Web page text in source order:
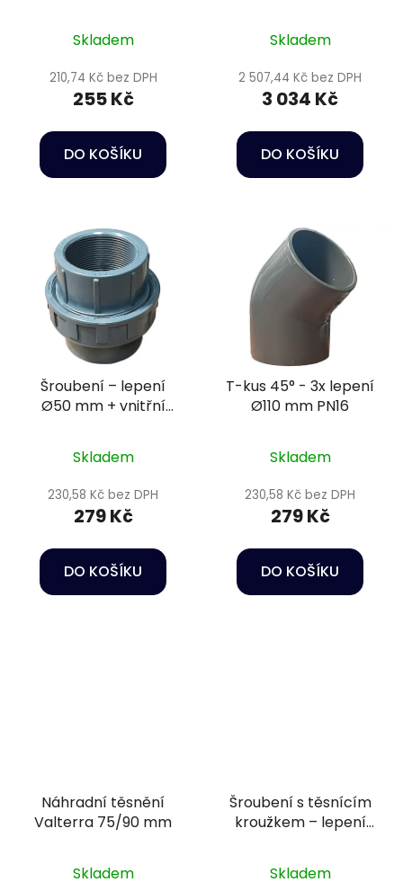
Skladem
210,74 Kč bez DPH
255 Kč
DO KOŠÍKU
těsnění EPDM
Skladem
2 507,44 Kč bez DPH
3 034 Kč
DO KOŠÍKU
Šroubení – lepení
Ø50 mm + vnitřní
Skladem
230,58 Kč bez DPH
279 Kč
DO KOŠÍKU
T-kus 45° - 3x lepení
Ø110 mm PN16
Skladem
230,58 Kč bez DPH
279 Kč
DO KOŠÍKU
Náhradní těsnění
Valterra 75/90 mm
Skladem
Šroubení s těsnícím
kroužkem – lepení
Skladem